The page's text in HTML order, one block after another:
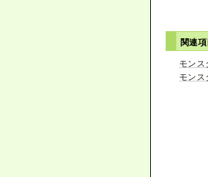
関連
モンス
モンス